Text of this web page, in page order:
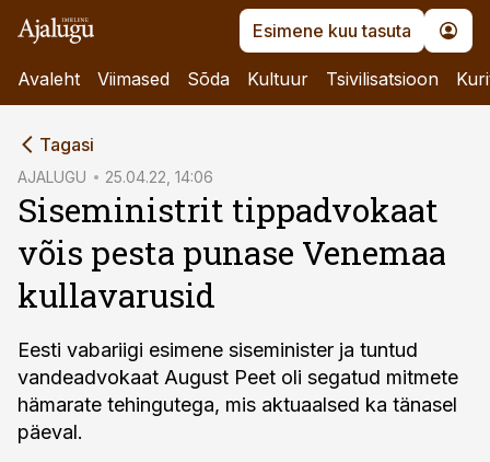
Esimene kuu tasuta
Avaleht Viimased Sõda Kultuur Tsivilisatsioon
Tagasi
AJALUGU 25.04.22, 14:06
Siseministrit tippadvokaat
võis pesta punase Venemaa
kullavarusid
Eesti vabariigi esimene siseminister ja tuntud
vandeadvokaat August Peet oli segatud mitmete
hämarate tehingutega, mis aktuaalsed ka tänasel
päeval.